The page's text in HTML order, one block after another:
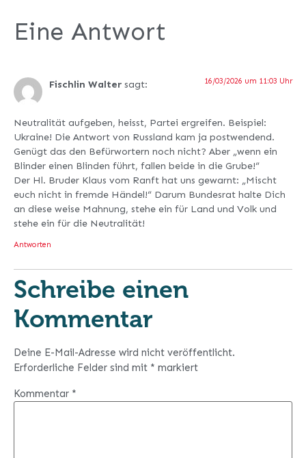
Eine Antwort
Fischlin Walter sagt: 16/03/2026 um 11:03 Uhr
Neutralität aufgeben, heisst, Partei ergreifen. Beispiel:
Ukraine! Die Antwort von Russland kam ja postwendend.
Genügt das den Befürwortern noch nicht? Aber „wenn ein
Blinder einen Blinden führt, fallen beide in die Grube!“
Der Hl. Bruder Klaus vom Ranft hat uns gewarnt: „Mischt
euch nicht in fremde Händel!“ Darum Bundesrat halte Dich
an diese weise Mahnung, stehe ein für Land und Volk und
stehe ein für die Neutralität!
Antworten
Schreibe einen
Kommentar
Deine E-Mail-Adresse wird nicht veröffentlicht.
Erforderliche Felder sind mit * markiert
Kommentar *